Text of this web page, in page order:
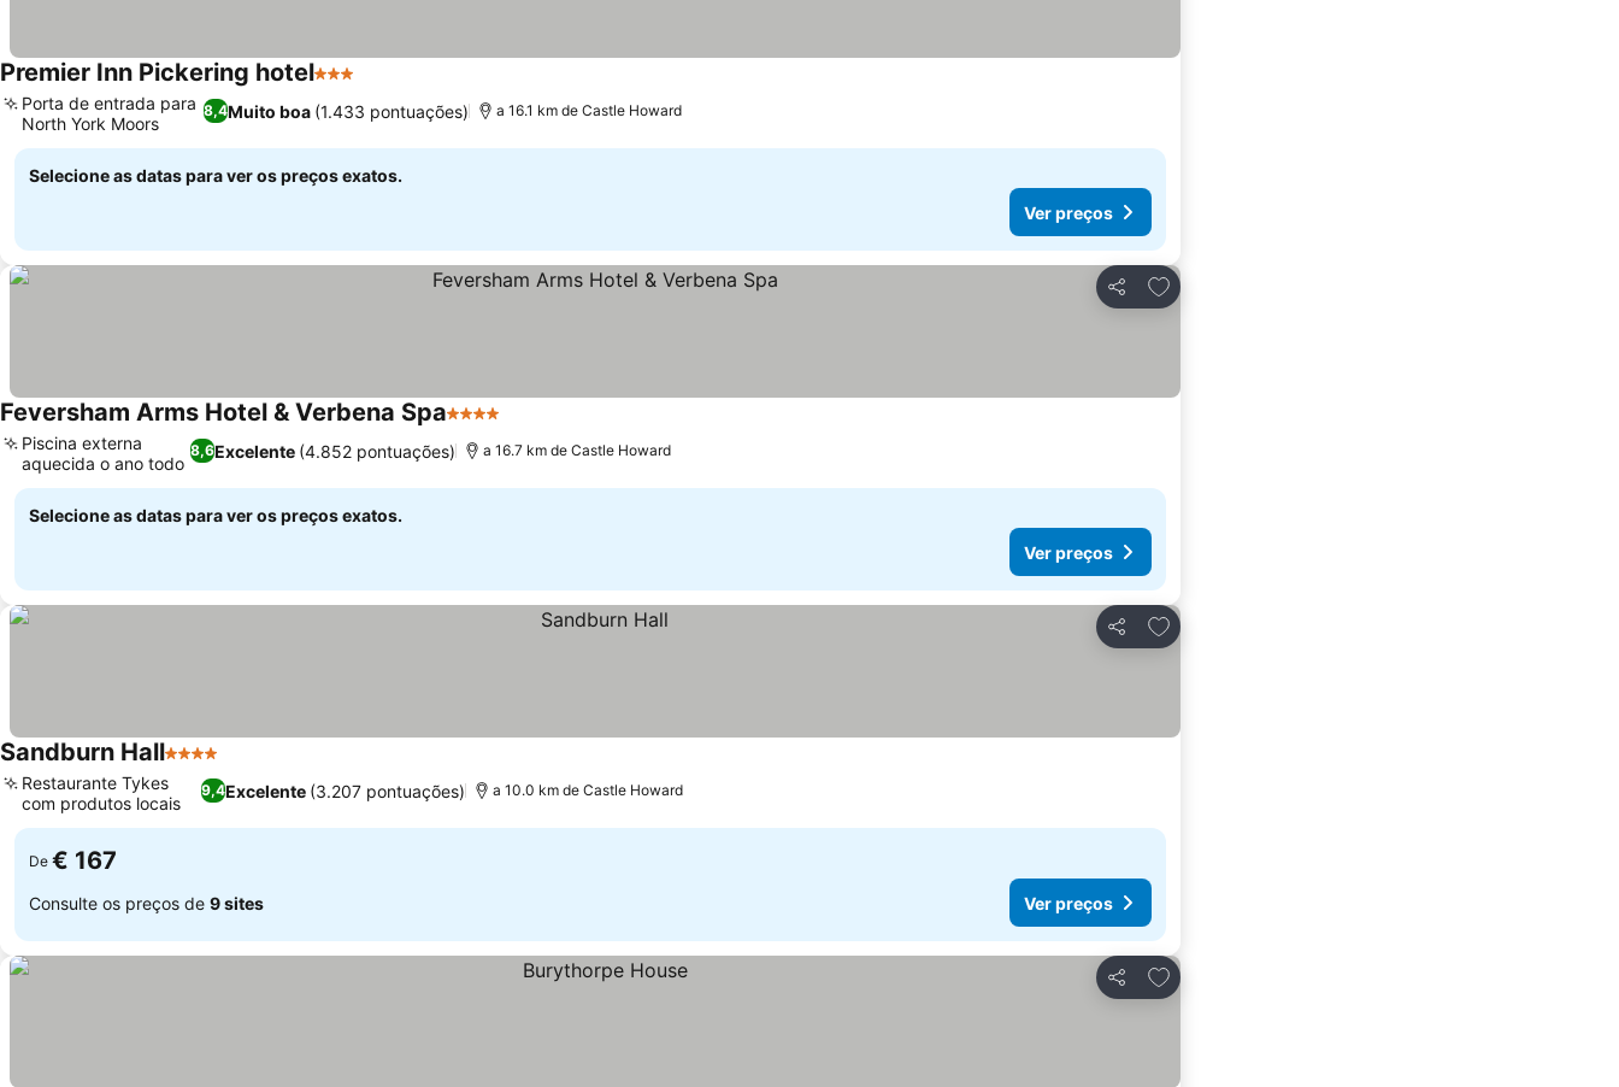
Premier Inn Pickering hotel3 Estrelas
8,4Muito boa (1.433 pontuações)
Porta de entrada para
North York Moors
a 16.1 km de Castle Howard
Selecione as datas para ver os preços exatos.
Ver preços
Partilhar
Adicionar aos favoritos
Feversham Arms Hotel & Verbena Spa4 Estrelas
8,6Excelente (4.852 pontuações)
Piscina externa
aquecida o ano todo
a 16.7 km de Castle Howard
Selecione as datas para ver os preços exatos.
Ver preços
Partilhar
Adicionar aos favoritos
Sandburn Hall4 Estrelas
9,4Excelente (3.207 pontuações)
Restaurante Tykes
com produtos locais
a 10.0 km de Castle Howard
De € 167
Consulte os preços de 9 sites Ver preços
Partilhar
Adicionar aos favoritos